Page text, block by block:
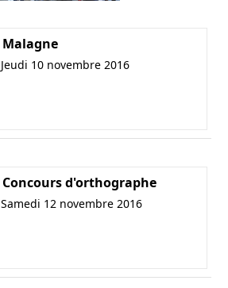
Malagne
Jeudi 10 novembre 2016
Concours d'orthographe
Samedi 12 novembre 2016